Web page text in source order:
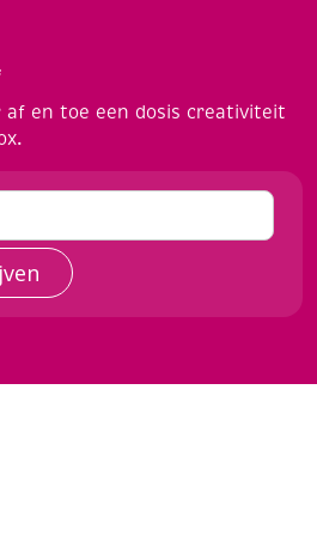
af en toe een dosis creativiteit